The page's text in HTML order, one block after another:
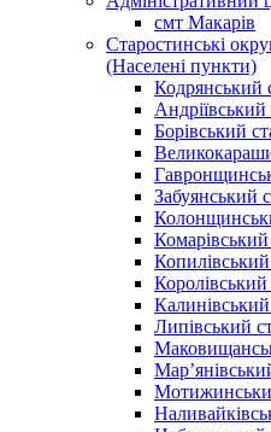
смт Макарів
Старостинські
(Населені пункти)
Кодрянський
Борівський
Забуянський
Липівський